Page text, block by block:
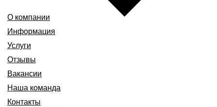
О компании
Информация
Услуги
Отзывы
Вакансии
Наша команда
Контакты